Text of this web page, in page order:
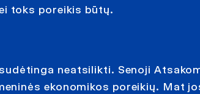
toks poreikis būtų.
neatsilikti. Senoji
ekonomikos poreikių. Mat